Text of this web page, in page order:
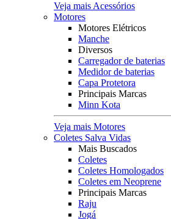
Veja mais Acessórios
Motores
Motores Elétricos
Manche
Diversos
Carregador de baterias
Medidor de baterias
Capa Protetora
Principais Marcas
Minn Kota
Veja mais Motores
Coletes Salva Vidas
Mais Buscados
Coletes
Coletes Homologados
Coletes em Neoprene
Principais Marcas
Raju
Jogá